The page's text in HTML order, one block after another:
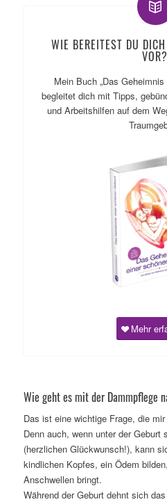
WIE BEREITEST DU
VOR?
Mein Buch „Das
begleitet dich mit Tipps,
und Arbeitshilfen auf dem
Mehr
Wie geht es mit der Dammpflege
Das ist eine wichtige Frage, die
Denn auch, wenn unter der Geburt
(herzlichen Glückwunsch!), kann
kindlichen Kopfes, ein Ödem
Anschwellen bringt.
Während der Geburt dehnt sich